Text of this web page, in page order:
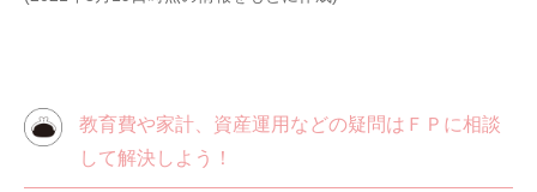
教育費や家計、資産運用などの疑問はＦＰに相談
して解決しよう！